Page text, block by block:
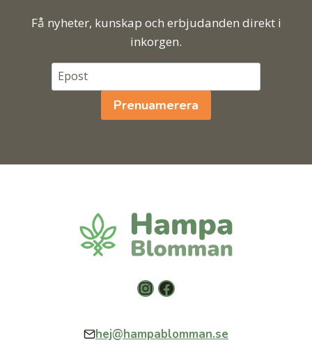
Få nyheter, kunskap och erbjudanden direkt i
inkorgen.
Prenuamerera
Instagram
Facebook
hej@hampablomman.se